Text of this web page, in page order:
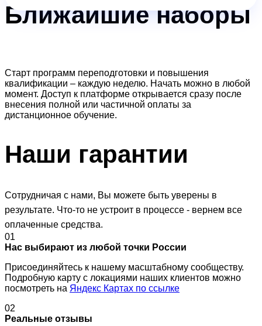
Ближайшиенаборы
Старт программ переподготовки и повышения
квалификации – каждую неделю. Начать можно в любой
момент. Доступ к платформе открывается сразу после
внесения полной или частичной оплаты за
дистанционное обучение.
Наши гарантии
Сотрудничая с нами, Вы можете быть уверены в
результате. Что-то не устроит в процессе - вернем все
оплаченные средства.
01
Нас выбирают из любой точки России
Присоединяйтесь к нашему масштабному сообществу.
Подробную карту с локациями наших клиентов можно
посмотреть на Яндекс Картах по ссылке
02
Реальные отзывы